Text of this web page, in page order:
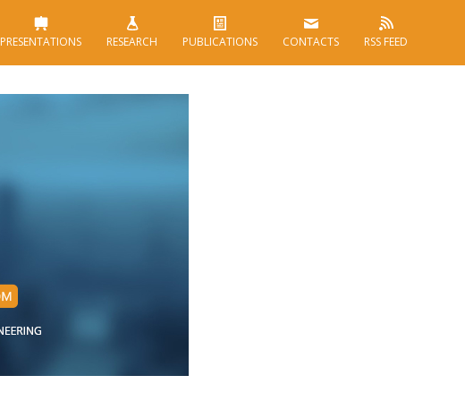
PRESENTATIONS RESEARCH PUBLICATIONS CONTACTS RSS FEED